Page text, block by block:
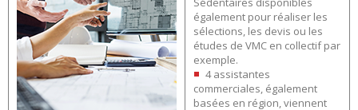
également pour réaliser les
sélections, les devis ou les
études de VMC en collectif par
exemple.
4 assistantes
commerciales, également
basées en région, viennent